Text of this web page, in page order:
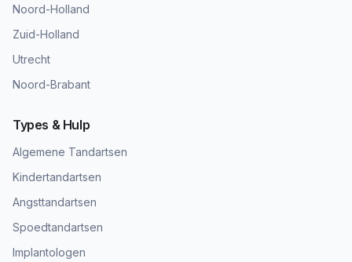
Noord-Holland
Zuid-Holland
Utrecht
Noord-Brabant
Types & Hulp
Algemene Tandartsen
Kindertandartsen
Angsttandartsen
Spoedtandartsen
Implantologen